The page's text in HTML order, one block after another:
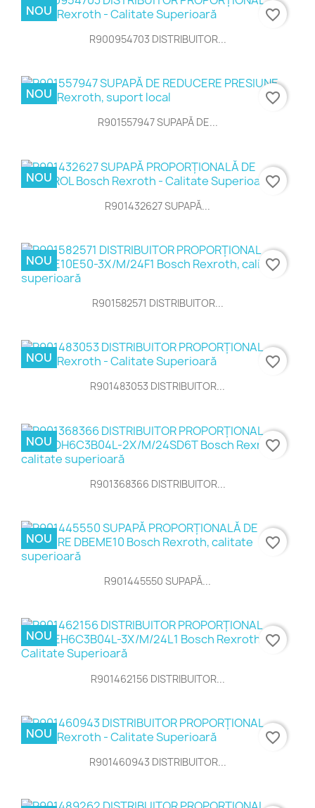
R900954703 DISTRIBUITOR...
NOU favorite_border
R901557947 SUPAPĂ DE...
NOU favorite_border
R901432627 SUPAPĂ...
NOU favorite_border
R901582571 DISTRIBUITOR...
NOU favorite_border
R901483053 DISTRIBUITOR...
NOU favorite_border
R901368366 DISTRIBUITOR...
NOU favorite_border
R901445550 SUPAPĂ...
NOU favorite_border
R901462156 DISTRIBUITOR...
NOU favorite_border
R901460943 DISTRIBUITOR...
NOU favorite_border